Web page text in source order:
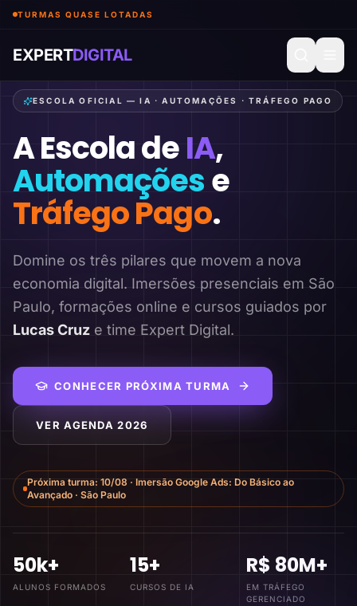
TURMAS QUASE LOTADAS
EXPERTDIGITAL
ESCOLA OFICIAL — IA · AUTOMAÇÕES · TRÁFEGO PAGO
A Escola deIA,
Automaçõese
Tráfego Pago.
Domine os três pilares que movem a nova
economia digital. Imersões presenciais em São
Paulo, formações online e cursos guiados por
Lucas Cruz e time Expert Digital.
CONHECER PRÓXIMA TURMA
VER AGENDA 2026
Próxima turma: 10/08 · Imersão Google Ads: Do Básico ao
Avançado · São Paulo
50k+
ALUNOS FORMADOS
15+
CURSOS DE IA
R$ 80M+
EM TRÁFEGO
GERENCIADO